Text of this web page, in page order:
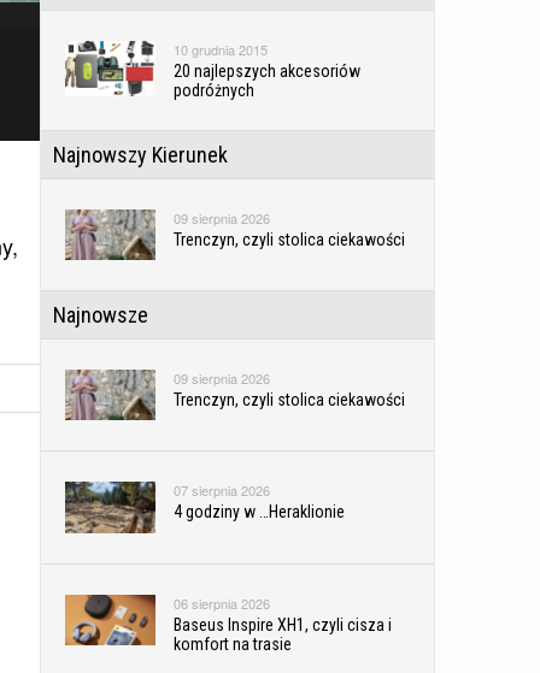
10 grudnia 2015
20 najlepszych akcesoriów
podróżnych
Najnowszy Kierunek
09 sierpnia 2026
Trenczyn, czyli stolica ciekawości
Najnowsze
09 sierpnia 2026
Trenczyn, czyli stolica ciekawości
07 sierpnia 2026
4 godziny w …Heraklionie
06 sierpnia 2026
Baseus Inspire XH1, czyli cisza i
komfort na trasie